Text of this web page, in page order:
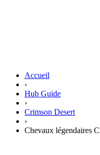
Accueil
›
Hub Guide
›
Crimson Desert
›
Chevaux légendaires